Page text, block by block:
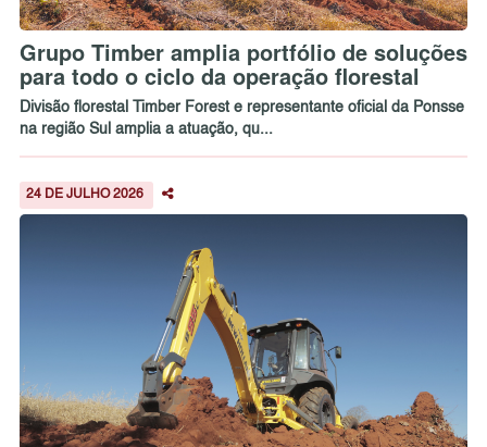
Grupo Timber amplia portfólio de soluções
para todo o ciclo da operação florestal
Divisão florestal Timber Forest e representante oficial da Ponsse
na região Sul amplia a atuação, qu...
24 DE JULHO 2026